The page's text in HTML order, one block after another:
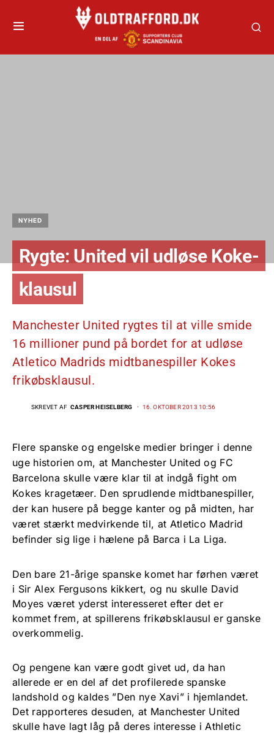
NYHED
Rygte: United vil udløse Koke-
klausul
Manchester United rygtes til at ville smide
16 millioner pund på bordet for at udløse
Atletico Madrids midtbanespiller Kokes
frikøbsklausul.
SKREVET AF CASPER HEISELBERG 16. OKTOBER 2013 10:56
Flere spanske og engelske medier bringer i denne
uge historien om, at Manchester United og FC
Barcelona skulle være klar til at indgå fight om
Kokes kragetæer. Den sprudlende midtbanespiller,
der kan husere på begge kanter og på midten, har
været stærkt medvirkende til, at Atletico Madrid
befinder sig lige i hælene på Barca i La Liga.
Den bare 21-årige spanske komet har førhen været
i Sir Alex Fergusons kikkert, og nu skulle David
Moyes været yderst interesseret efter det er
kommet frem, at spillerens frikøbsklausul er ganske
overkommelig.
Og pengene kan være godt givet ud, da han
allerede er en del af det profilerede spanske
landshold og kaldes ”Den nye Xavi” i hjemlandet.
Det rapporteres desuden, at Manchester United
skulle have lagt låg på deres interesse i Athletic